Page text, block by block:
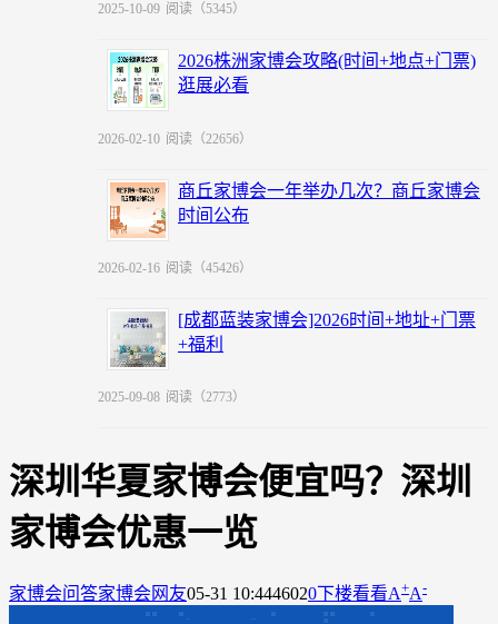
2025-10-09 阅读（5345）
2026株洲家博会攻略(时间+地点+门票)
逛展必看
2026-02-10 阅读（22656）
商丘家博会一年举办几次？商丘家博会
时间公布
2026-02-16 阅读（45426）
[成都蓝装家博会]2026时间+地址+门票
+福利
2025-09-08 阅读（2773）
深圳华夏家博会便宜吗？深圳
家博会优惠一览
家博会问答家博会网友05-31 10:4446020下楼看看A+A-